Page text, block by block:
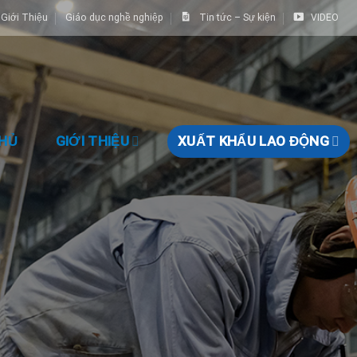
Giới Thiệu Giáo dục nghề nghiệp Tin tức – Sự kiện VIDEO
GIỚI THIỆU XUẤT KHẨU LAO ĐỘNG